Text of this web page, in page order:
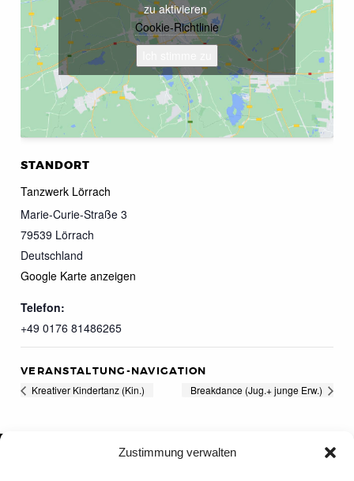
Zustimmung verwalten
STANDORT
Tanzwerk Lörrach
Marie-Curie-Straße 3
79539 Lörrach
Deutschland
Google Karte anzeigen
Telefon:
+49 0176 81486265
zu aktivieren
Cookie-Richtlinie
VERANSTALTUNG-NAVIGATION
Kreativer Kindertanz (Kin.) Breakdance (Jug.+ junge Erw.)